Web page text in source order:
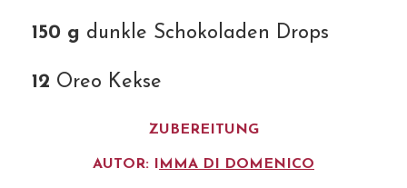
150 g dunkle Schokoladen Drops
12 Oreo Kekse
ZUBEREITUNG
AUTOR: I MMA DI DOMENICO